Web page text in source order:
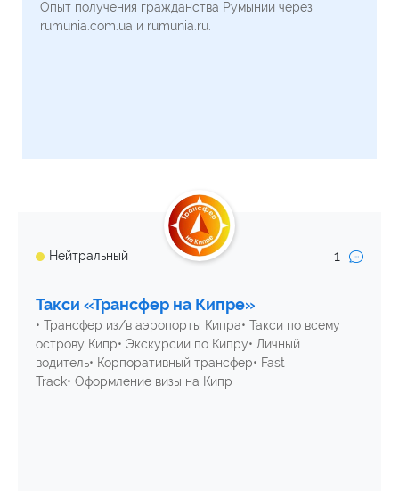
Опыт получения гражданства Румынии через
rumunia.com.ua и rumunia.ru.
Нейтральный 1
Такси «Трансфер на Кипре»
• Трансфер из/в аэропорты Кипра• Такси по всему
острову Кипр• Экскурсии по Кипру• Личный
водитель• Корпоративный трансфер• Fast
Track• Оформление визы на Кипр